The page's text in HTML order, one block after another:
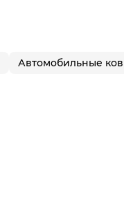
Автомобильные